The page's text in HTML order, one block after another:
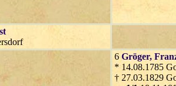
6 Gröger,
* 14.08.1785
† 27.03.1829